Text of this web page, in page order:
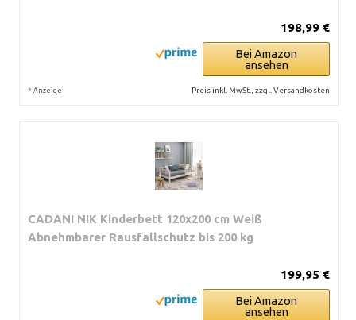
198,99 €
Bei Amazon
ansehen
* Anzeige Preis inkl. MwSt., zzgl. Versandkosten
CADANI NIK Kinderbett 120x200 cm Weiß
Abnehmbarer Rausfallschutz bis 200 kg
199,95 €
Bei Amazon
ansehen